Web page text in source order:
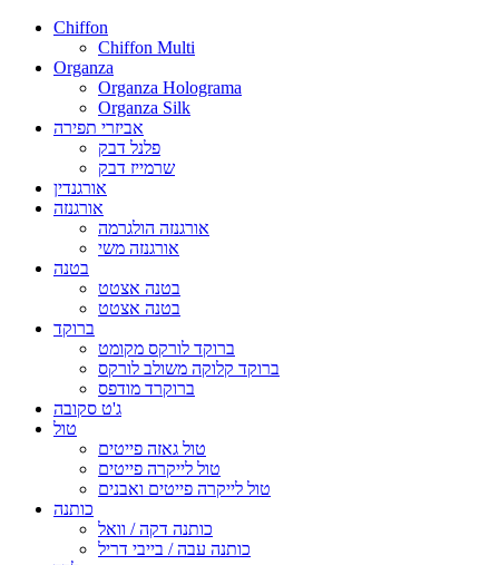
Chiffon
Chiffon Multi
Organza
Organza Holograma
Organza Silk
אביזרי תפירה
פלנל דבק
שרמייז דבק
אורגנדין
אורגנזה
אורגנזה הולגרמה
אורגנזה משי
בטנה
בטנה אצטט
בטנה אצטט
ברוקד
ברוקד לורקס מקומט
ברוקד קלוקה משולב לורקס
ברוקרד מודפס
ג'ט סקובה
טול
טול גאזה פייטים
טול לייקרה פייטים
טול לייקרה פייטים ואבנים
כותנה
כותנה דקה / וואל
כותנה עבה / בייבי דריל